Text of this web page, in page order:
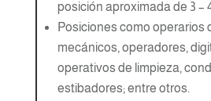
posición aproximada de 3 –
Posiciones como operarios
mecánicos, operadores,
operativos de limpieza,
estibadores; entre otros.